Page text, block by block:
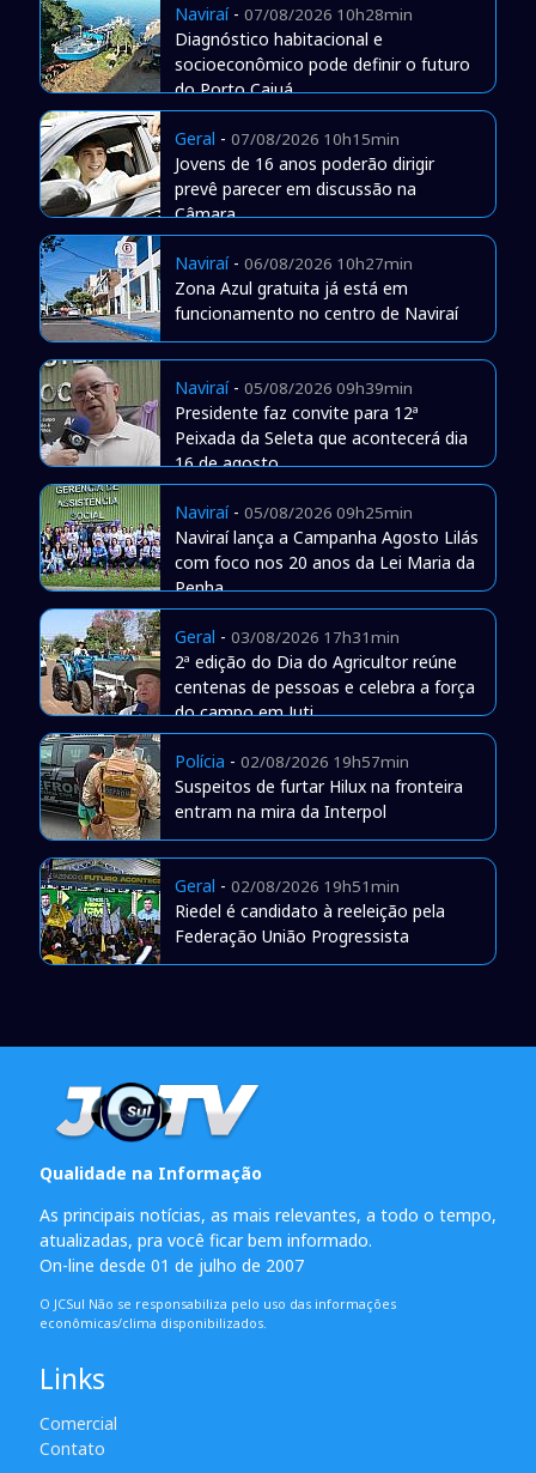
Naviraí- 07/08/2026 10h28min
Diagnóstico habitacional e
socioeconômico pode definir o futuro
do Porto Caiuá
Geral - 07/08/2026 10h15min
Jovens de 16 anos poderão dirigir
prevê parecer em discussão na
Câmara
Naviraí- 06/08/2026 10h27min
Zona Azul gratuita já está em
funcionamento no centro de Naviraí
Naviraí- 05/08/2026 09h39min
Presidente faz convite para 12ª
Peixada da Seleta que acontecerá dia
16 de agosto
Naviraí- 05/08/2026 09h25min
Naviraí lança a Campanha Agosto Lilás
com foco nos 20 anos da Lei Maria da
Penha
Geral - 03/08/2026 17h31min
2ª edição do Dia do Agricultor reúne
centenas de pessoas e celebra a força
do campo em Juti
Polícia - 02/08/2026 19h57min
Suspeitos de furtar Hilux na fronteira
entram na mira da Interpol
Geral - 02/08/2026 19h51min
Riedel é candidato à reeleição pela
Federação União Progressista
Qualidade na Informação
As principais notícias, as mais relevantes, a todo o tempo,
atualizadas, pra você ficar bem informado.
On-line desde 01 de julho de 2007
O JCSul Não se responsabiliza pelo uso das informações
econômicas/clima disponibilizados.
Links
Comercial
Contato